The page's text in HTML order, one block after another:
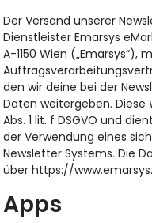
Der Versand unserer
Dienstleister Emarsys
A-1150 Wien („Emarsys“),
den wir deine bei der
Daten weitergeben.
Abs. 1 lit. f DSGVO und
der Verwendung eines
Newsletter Systems. Die
über https://
Apps